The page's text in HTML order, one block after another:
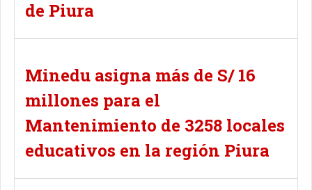
de Piura
Minedu asigna más de S/ 16
millones para el
Mantenimiento de 3258 locales
educativos en la región Piura